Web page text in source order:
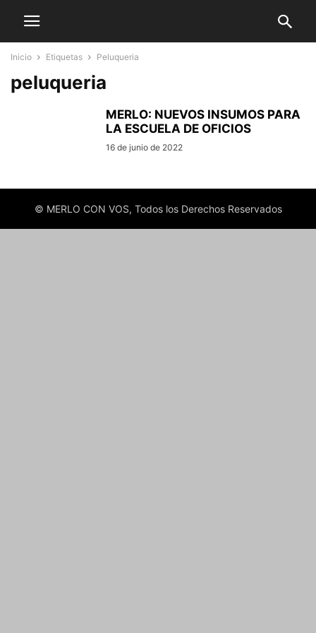
Inicio Etiquetas Peluqueria
peluqueria
MERLO: NUEVOS INSUMOS PARA
LA ESCUELA DE OFICIOS
16 de junio de 2022
© MERLO CON VOS, Todos los Derechos Reservados